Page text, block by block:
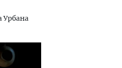
Урбана